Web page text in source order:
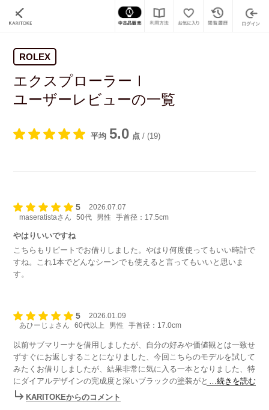
ROLEX
エクスプローラーⅠ
ユーザーレビューの一覧
平均 5.0 点 / (19)
5
2026.07.07
maseratistaさん
50代 男性 手首径：17.5cm
やはりいいですね
こちらもリピートでお借りしました。やはり何度使ってもいい時計で
すね。これ1本でどんなシーンでも使えると言ってもいいと思いま
す。
5
2026.01.09
あひーじょさん
60代以上 男性 手首径：17.0cm
以前サブマリーナを借用しましたが、自分の好みや価値観とは一致せ
ずすぐにお返しすることになりました、今回こちらのモデルを試して
みたくお借りしましたが、結果非常に気に入る一本となりました、特
にダイアルデザインの完成度と深いブラックの塗装がとても美しく人
気があるのも頷けます、前モデルよりパワーリザーブも長くなり安心
して日常使用できます、サイズは36mmと当初は小さいかなとも思い
…続きを読む
KARITOKEからのコメント